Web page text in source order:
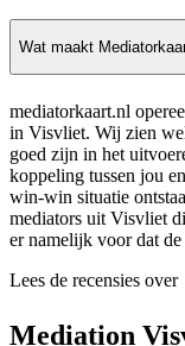
Wat maakt
mediatorkaart.nl
in Visvliet. Wij zien
goed zijn in het
koppeling tussen jou
win-win situatie
mediators uit Visvliet
er namelijk voor dat
Lees de recensies over
Mediation